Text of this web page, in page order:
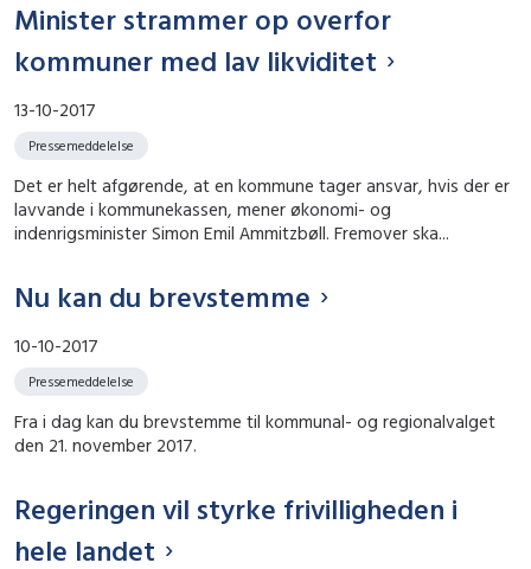
Minister strammer op overfor
kommuner med lav likviditet
13-10-2017
Pressemeddelelse
Det er helt afgørende, at en kommune tager ansvar, hvis der er
lavvande i kommunekassen, mener økonomi- og
indenrigsminister Simon Emil Ammitzbøll. Fremover ska...
Nu kan du brevstemme
10-10-2017
Pressemeddelelse
Fra i dag kan du brevstemme til kommunal- og regionalvalget
den 21. november 2017.
Regeringen vil styrke frivilligheden i
hele landet